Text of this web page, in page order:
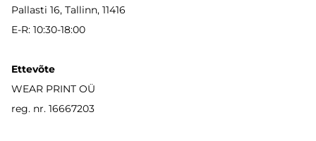
Pallasti 16, Tallinn, 11416
E-R: 10:30-18:00
Ettevõte
WEAR PRINT OÜ
reg. nr. 16667203